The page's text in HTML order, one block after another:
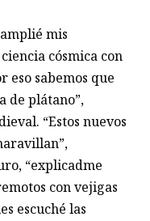
mis
cósmica con
eso sabemos que
de plátano”,
“Estos nuevos
“explicadme
con vejigas
escuché las